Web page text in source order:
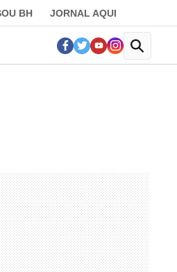
BH JORNAL AQUI